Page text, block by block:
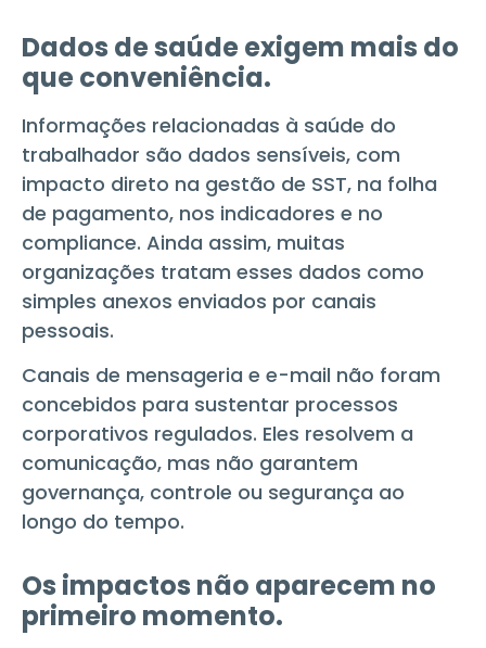
Dados de saúde exigem mais do
que conveniência.
Informações relacionadas à saúde do
trabalhador são dados sensíveis, com
impacto direto na gestão de SST, na folha
de pagamento, nos indicadores e no
compliance. Ainda assim, muitas
organizações tratam esses dados como
simples anexos enviados por canais
pessoais.
Canais de mensageria e e-mail não foram
concebidos para sustentar processos
corporativos regulados. Eles resolvem a
comunicação, mas não garantem
governança, controle ou segurança ao
longo do tempo.
Os impactos não aparecem no
primeiro momento.